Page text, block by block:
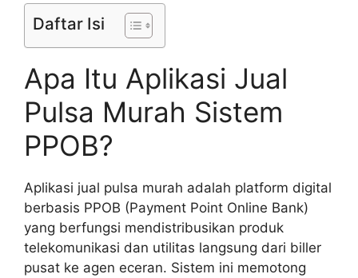
Daftar Isi
Apa Itu Aplikasi Jual
Pulsa Murah Sistem
PPOB?
Aplikasi jual pulsa murah adalah platform digital
berbasis PPOB (Payment Point Online Bank)
yang berfungsi mendistribusikan produk
telekomunikasi dan utilitas langsung dari biller
pusat ke agen eceran. Sistem ini memotong